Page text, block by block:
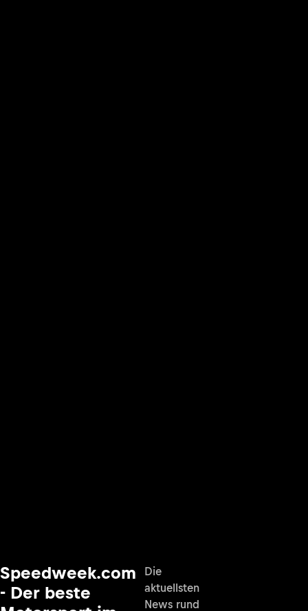
Speedweek.com
- Der beste
Die
aktuellsten
News rund